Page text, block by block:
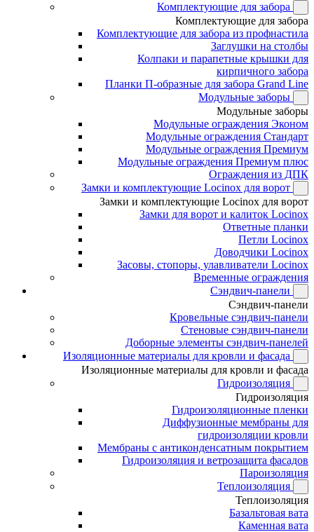
Комплектующие для забора
Комплектующие для забора
Комплектующие для забора из профнастила
Заглушки на столбы
Колпаки и парапетные крышки для
кирпичного забора
Планки П-образные для забора Grand Line
Модульные заборы
Модульные заборы
Модульные ограждения Эконом
Модульные ограждения Стандарт
Модульные ограждения Премиум
Модульные ограждения Премиум плюс
Ограждения из ДПК
Замки и комплектующие Locinox для ворот
Замки и комплектующие Locinox для ворот
Замки для ворот и калиток Locinox
Ответные планки
Петли Locinox
Доводчики Locinox
Засовы, стопоры, улавливатели Locinox
Временные ограждения
Сэндвич-панели
Сэндвич-панели
Кровельные сэндвич-панели
Стеновые сэндвич-панели
Доборные элементы сэндвич-панелей
Изоляционные материалы для кровли и фасада
Изоляционные материалы для кровли и фасада
Гидроизоляция
Гидроизоляция
Гидроизоляционные пленки
Диффузионные мембраны для
гидроизоляции кровли
Мембраны с антиконденсатным покрытием
Гидроизоляция и ветрозащита фасадов
Пароизоляция
Теплоизоляция
Теплоизоляция
Базальтовая вата
Каменная вата